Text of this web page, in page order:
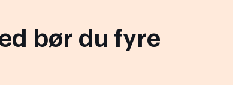
bør du fyre